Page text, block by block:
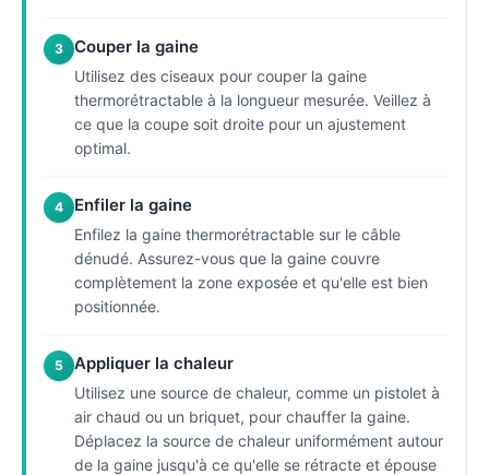
3 Couper la gaine
Utilisez des ciseaux pour couper la gaine
thermorétractable à la longueur mesurée. Veillez à
ce que la coupe soit droite pour un ajustement
optimal.
4 Enfiler la gaine
Enfilez la gaine thermorétractable sur le câble
dénudé. Assurez-vous que la gaine couvre
complètement la zone exposée et qu'elle est bien
positionnée.
5 Appliquer la chaleur
Utilisez une source de chaleur, comme un pistolet à
air chaud ou un briquet, pour chauffer la gaine.
Déplacez la source de chaleur uniformément autour
de la gaine jusqu'à ce qu'elle se rétracte et épouse